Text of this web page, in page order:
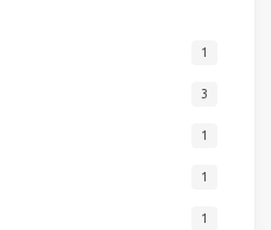
1
3
1
1
1